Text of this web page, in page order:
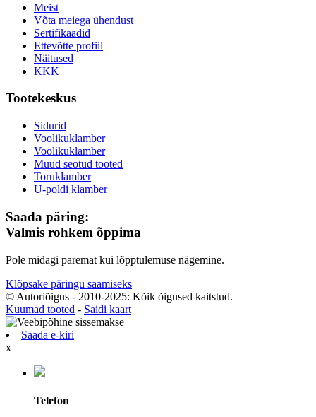
Meist
Võta meiega ühendust
Sertifikaadid
Ettevõtte profiil
Näitused
KKK
Tootekeskus
Sidurid
Voolikuklamber
Voolikuklamber
Muud seotud tooted
Toruklamber
U-poldi klamber
Saada päring:
Valmis rohkem õppima
Pole midagi paremat kui lõpptulemuse nägemine.
Klõpsake päringu saamiseks
© Autoriõigus - 2010-2025: Kõik õigused kaitstud.
Kuumad tooted - Saidi kaart
Saada e-kiri
x
Telefon